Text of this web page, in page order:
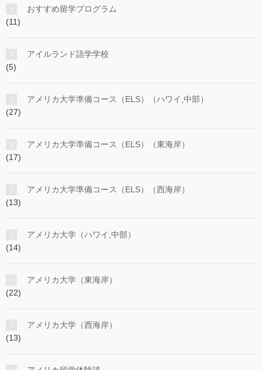
おすすめ留学プログラム
(11)
アイルランド語学学校
(5)
アメリカ大学準備コース（ELS）（ハワイ,中部）
(27)
アメリカ大学準備コース（ELS）（東海岸）
(17)
アメリカ大学準備コース（ELS）（西海岸）
(13)
アメリカ大学（ハワイ,中部）
(14)
アメリカ大学（東海岸）
(22)
アメリカ大学（西海岸）
(13)